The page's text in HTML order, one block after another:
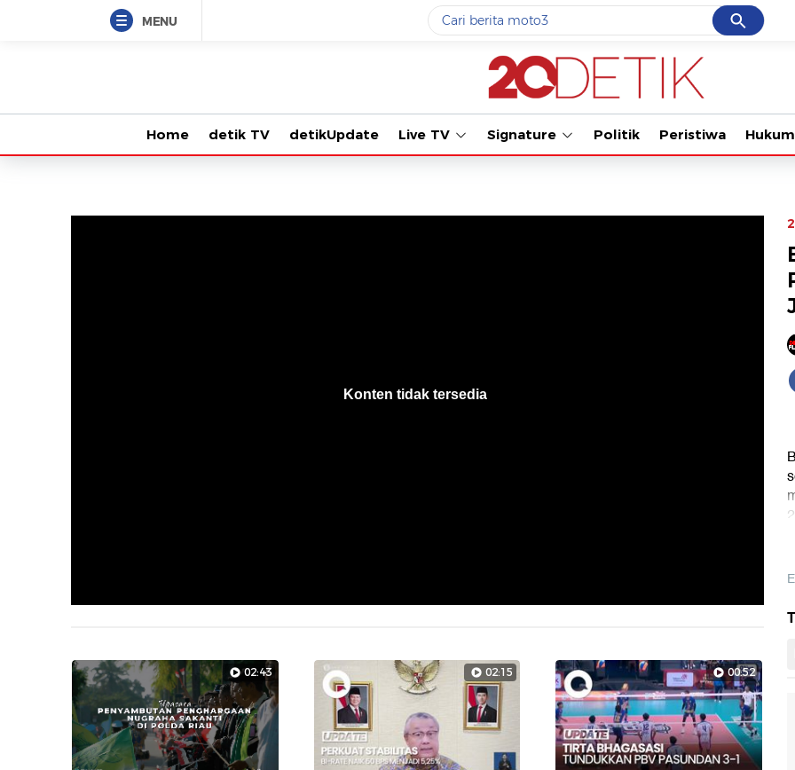
MENU Cancel
Yang sedang ramai dicari
#3moto3
#5data live draw sgp
Tonton kabar
Home detik TV detikUpdate Live TV Signature Politik Peristiwa Hukum
Konten tidak tersedia
02:43 02:15 00:52